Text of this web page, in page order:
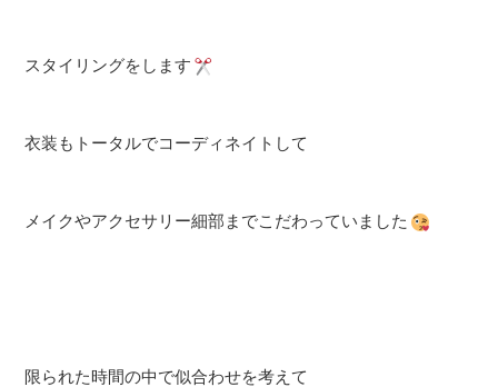
スタイリングをします
衣装もトータルでコーディネイトして
メイクやアクセサリー細部までこだわっていました
限られた時間の中で似合わせを考えて